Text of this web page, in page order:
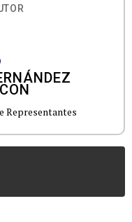
Representantes